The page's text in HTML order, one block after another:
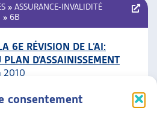
consentement
» ASSURANCE-INVALIDITÉ
» 6B
6E RÉVISION DE L’AI:
PLAN D’ASSAINISSEMENT
2010